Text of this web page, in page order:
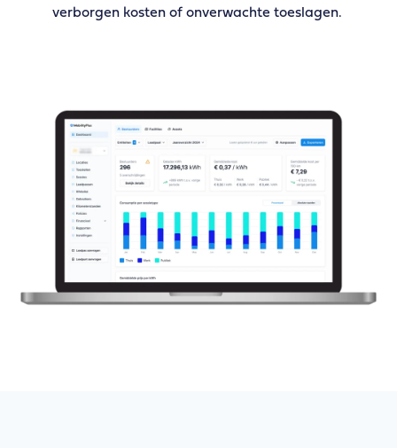
verborgen kosten of onverwachte toeslagen.